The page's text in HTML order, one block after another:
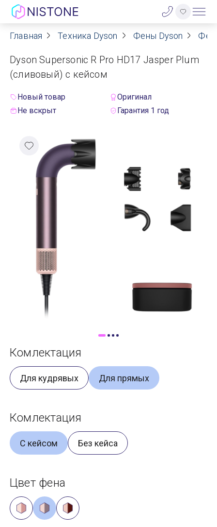
Акции
О нас
Договор оферты
Реквизиты
Контакты
Самовывоз
Trade-In
Главная Техника Dyson Фены Dyson Фен
Dyson Supersonic R Pro HD17 Jasper Plum
(сливовый) с кейсом
Новый товар
Оригинал
Не вскрыт
Гарантия 1 год
Комлектация
Для кудрявых Для прямых
Комлектация
С кейсом Без кейса
Цвет фена